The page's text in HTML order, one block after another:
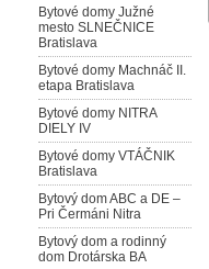
Bytové domy Južné
mesto SLNEČNICE
Bratislava
Bytové domy Machnáč II.
etapa Bratislava
Bytové domy NITRA
DIELY IV
Bytové domy VTÁČNIK
Bratislava
Bytový dom ABC a DE –
Pri Čermáni Nitra
Bytový dom a rodinný
dom Drotárska BA